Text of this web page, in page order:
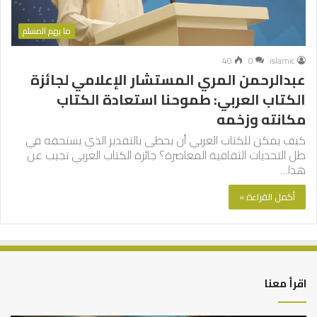
ما يهم المسلم
islamic
0
40
عبدالرحمن المري المستشار الإعلامي لجائزة
الكتاب العربي: طموحنا استعادة الكتاب
مكانته وزخمه
كيف يمكن للكتاب العربي أن يحظى بالتقدير الذي يستحقه في
ظل التحديات الثقافية المعاصرة؟ جائزة الكتاب العربي تجيب عن
هذا…
أكمل القراءة »
اقرأ معنا